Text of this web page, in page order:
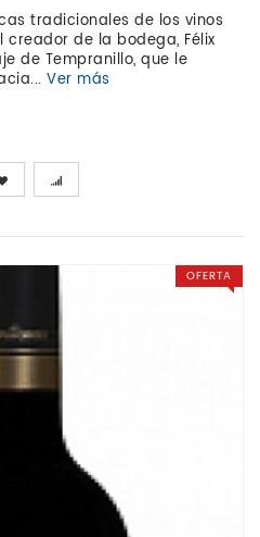
tradicionales de los vinos
creador de la bodega, Félix
de Tempranillo, que le
Ver más
OFERTA